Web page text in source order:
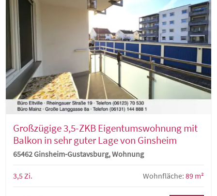
Großzügige 3,5-ZKB Eigentumswohnung mit
Balkon in sehr guter Lage von Ginsheim
65462 Ginsheim-Gustavsburg, Wohnung
3,5 Zi. Wohnfläche: 89 m²